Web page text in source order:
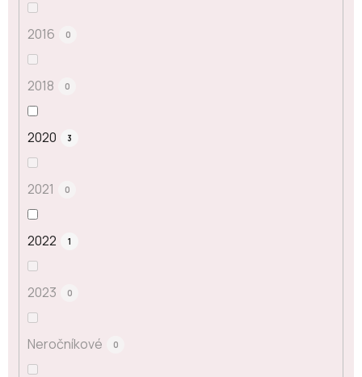
2016 0
2018 0
2020 3
2021 0
2022 1
2023 0
Neročníkové 0